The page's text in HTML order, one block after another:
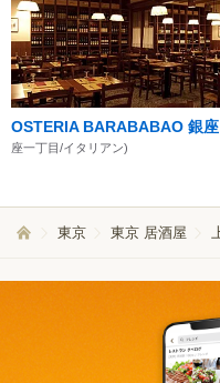
OSTERIA BARABABAO 銀座
座一丁目/イタリアン)
東京 東京 居酒屋